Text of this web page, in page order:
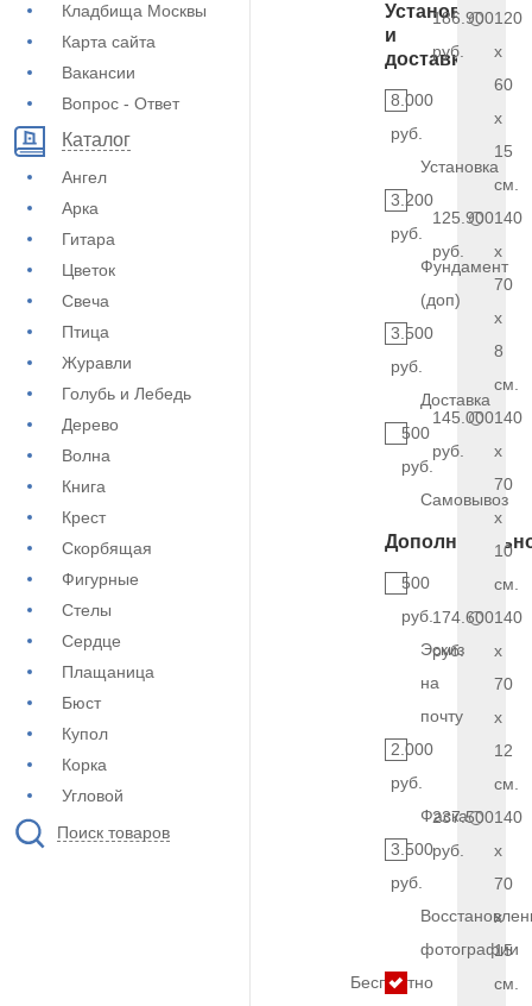
Кладбища Москвы
Карта сайта
Вакансии
Вопрос - Ответ
Каталог
Ангел
Арка
Гитара
Цветок
Свеча
Птица
Журавли
Голубь и Лебедь
Дерево
Волна
Книга
Крест
Скорбящая
Фигурные
Стелы
Сердце
Плащаница
Бюст
Купол
Корка
Угловой
Поиск товаров
Установка
и
доставка
8.000
руб.
Установка
3.200
руб.
Фундамент
(доп)
3.500
руб.
Доставка
500
руб.
Самовывоз
500
руб.
Эскиз
на
почту
2.000
руб.
Фаска
3.500
руб.
фотографии
Бесплатно
186.900
руб.
120
x
60
x
15
см.
125.900
руб.
140
x
70
x
8
см.
145.000
руб.
140
x
70
x
10
см.
174.600
руб.
140
x
70
x
12
см.
237.500
руб.
140
x
70
x
15
см.